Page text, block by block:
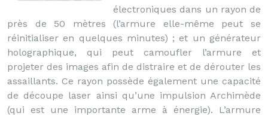
électroniques dans un rayon de
près de 50 mètres (l’armure elle-même peut se
réinitialiser en quelques minutes) ; et un générateur
holographique, qui peut camoufler l’armure et
projeter des images afin de distraire et de dérouter les
assaillants. Ce rayon possède également une capacité
de découpe laser ainsi qu’une impulsion Archimède
(qui est une importante arme à énergie). L’armure